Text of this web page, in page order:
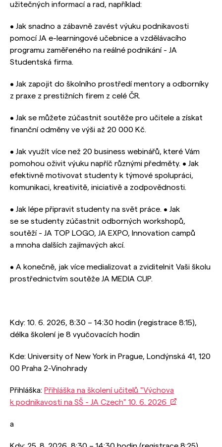
užitečných informací a rad, například:
• Jak snadno a zábavně zavést výuku podnikavosti
pomocí JA e-learningové učebnice a vzdělávacího
programu zaměřeného na reálné podnikání - JA
Studentská firma.
• Jak zapojit do školního prostředí mentory a odborníky
z praxe z prestižních firem z celé ČR.
• Jak se můžete zúčastnit soutěže pro učitele a získat
finanční odměny ve výši až 20 000 Kč.
• Jak využít více než 20 business webinářů, které Vám
pomohou oživit výuku napříč různými předměty. • Jak
efektivně motivovat studenty k týmové spolupráci,
komunikaci, kreativitě, iniciativě a zodpovědnosti.
• Jak lépe připravit studenty na svět práce. • Jak
se se studenty zúčastnit odborných workshopů,
soutěží - JA TOP LOGO, JA EXPO, Innovation campů
a mnoha dalších zajímavých akcí.
• A konečně, jak více medializovat a zviditelnit Vaši školu
prostřednictvím soutěže JA MEDIA CUP.
Kdy: 10. 6. 2026, 8:30 – 14:30 hodin (registrace 8:15),
délka školení je 8 vyučovacích hodin
Kde: University of New York in Prague, Londýnská 41, 120
00 Praha 2-Vinohrady
Přihláška: Přihláška na školení učitelů "Výchova
k podnikavosti na SŠ - JA Czech" 10. 6. 2026
a